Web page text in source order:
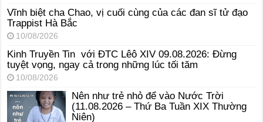
Vĩnh biệt cha Chao, vị cuối cùng của các đan sĩ tử đạo
Trappist Hà Bắc
10/08/2026
Kinh Truyền Tin với ĐTC Lêô XIV 09.08.2026: Đừng
tuyệt vọng, ngay cả trong những lúc tối tăm
10/08/2026
Nên như trẻ nhỏ để vào Nước Trời
(11.08.2026 – Thứ Ba Tuần XIX Thường
Niên)